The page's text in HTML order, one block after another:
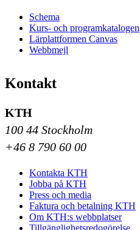
Schema
Kurs- och programkatalogen
Lärplattformen Canvas
Webbmejl
Kontakt
KTH
100 44 Stockholm
+46 8 790 60 00
Kontakta KTH
Jobba på KTH
Press och media
Faktura och betalning KTH
Om KTH:s webbplatser